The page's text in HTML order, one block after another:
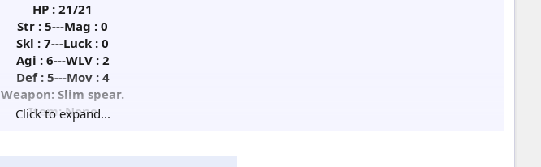
HP : 21/21
Str : 5---Mag : 0
Skl : 7---Luck : 0
Agi : 6---WLV : 2
Def : 5---Mov : 4
Weapon: Slim spear.
Item: None
Skill: None​
Click to expand...